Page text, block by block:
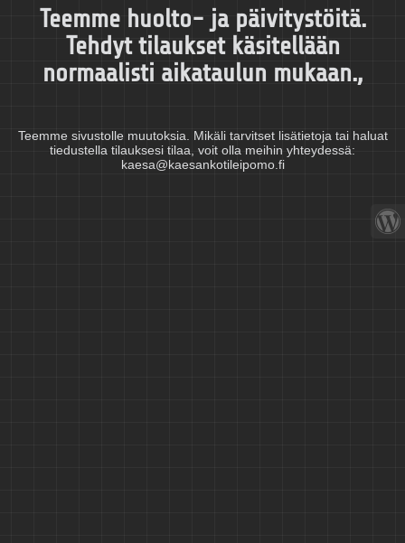
Teemme huolto- ja päivitystöitä.
Tehdyt tilaukset käsitellään
normaalisti aikataulun mukaan.,
Teemme sivustolle muutoksia. Mikäli tarvitset lisätietoja tai haluat
tiedustella tilauksesi tilaa, voit olla meihin yhteydessä:
kaesa@kaesankotileipomo.fi